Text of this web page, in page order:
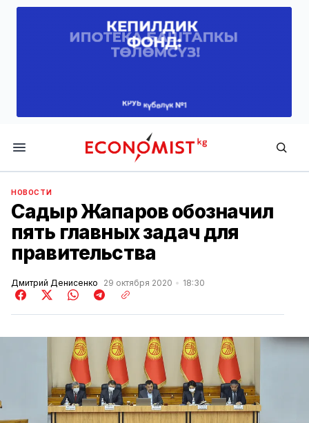
Economist.kg
НОВОСТИ
Садыр Жапаров обозначил
пять главных задач для
правительства
Дмитрий Денисенко 29 октября 2020 18:30